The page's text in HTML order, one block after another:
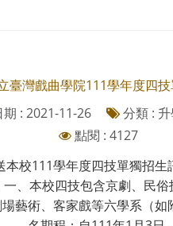
臺灣戲曲學院111學年度四
: 2021-11-26
分類 : 升
點閱 : 4127
本校111學年度四技單獨招生
、本校四技包含京劇、民俗
藝術、客家戲等六學系（如